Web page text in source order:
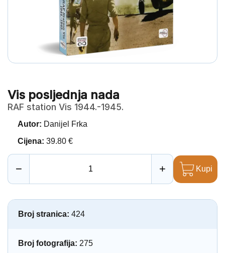
Vis posljednja nada
RAF station Vis 1944.-1945.
Autor: Danijel Frka
Cijena: 39.80 €
− + Kupi
Broj stranica: 424
Broj fotografija: 275